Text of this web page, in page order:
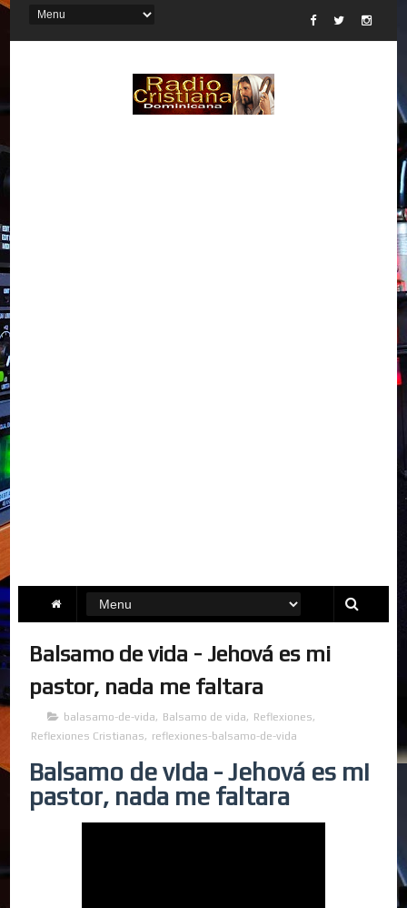
Balsamo de vida - Jehová es mi
pastor, nada me faltara
balasamo-de-vida, Balsamo de vida, Reflexiones,
Reflexiones Cristianas, reflexiones-balsamo-de-vida
Balsamo de vida - Jehová es mi
pastor, nada me faltara